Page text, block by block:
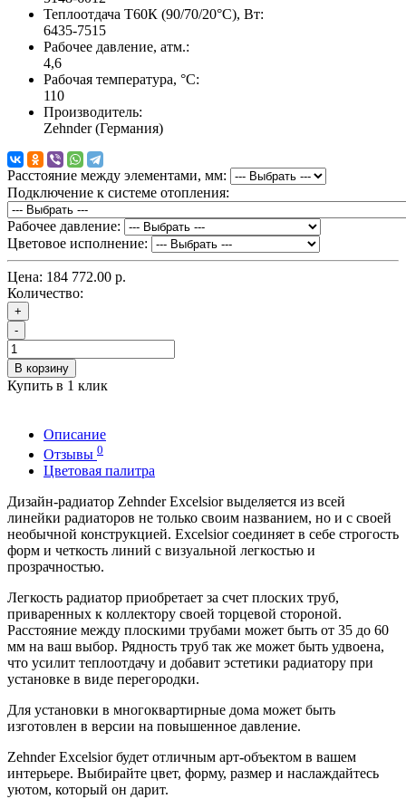
Теплоотдача Т60К (90/70/20°C), Вт:
6435-7515
Рабочее давление, атм.:
4,6
Рабочая температура, °C:
110
Производитель:
Zehnder (Германия)
Расстояние между элементами, мм:
Подключение к системе отопления:
Рабочее давление:
Цветовое исполнение:
Цена: 184 772.00 р.
Количество:
+
-
В корзину
Купить в 1 клик
Описание
Отзывы 0
Цветовая палитра
Дизайн-радиатор Zehnder Excelsior выделяется из всей
линейки радиаторов не только своим названием, но и с своей
необычной конструкцией. Excelsior соединяет в себе строгость
форм и четкость линий с визуальной легкостью и
прозрачностью.
Легкость радиатор приобретает за счет плоских труб,
приваренных к коллектору своей торцевой стороной.
Расстояние между плоскими трубами может быть от 35 до 60
мм на ваш выбор. Рядность труб так же может быть удвоена,
что усилит теплоотдачу и добавит эстетики радиатору при
установке в виде перегородки.
Для установки в многоквартирные дома может быть
изготовлен в версии на повышенное давление.
Zehnder Excelsior будет отличным арт-объектом в вашем
интерьере. Выбирайте цвет, форму, размер и наслаждайтесь
уютом, который он дарит.